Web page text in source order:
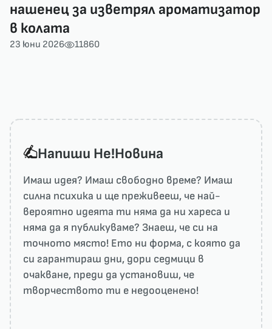
нашенец за изветрял ароматизатор
в колата
23 юни 2026 11860
Напиши He!Новина
Имаш идея? Имаш свободно време? Имаш
силна психика и ще преживееш, че най-
вероятно идеята ти няма да ни харесa и
няма да я публикуваме? Знаеш, че си на
точното място! Ето ни форма, с която да
си гарантираш дни, дори седмици в
очакване, преди да установиш, че
творчеството ти е недооценено!